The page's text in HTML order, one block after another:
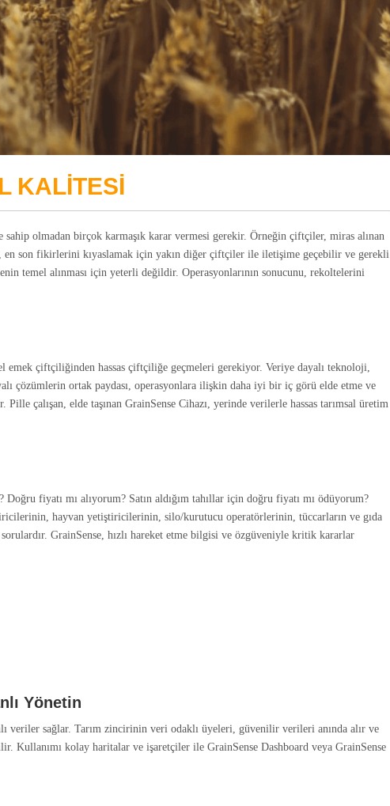
KALİTESİ
olmadan birçok karmaşık karar vermesi gerekir. Örneğin çiftçiler, miras alınan
en son fikirlerini kıyaslamak için yakın diğer çiftçiler ile iletişime geçebilir ve gerekli
temel alınması için yeterli değildir. Operasyonlarının sonucunu, rekoltelerini
emek çiftçiliğinden hassas çiftçiliğe geçmeleri gerekiyor. Veriye dayalı teknoloji,
çözümlerin ortak paydası, operasyonlara ilişkin daha iyi bir iç görü elde etme ve
çalışan, elde taşınan GrainSense Cihazı, yerinde verilerle hassas tarımsal üretim
fiyatı mı alıyorum? Satın aldığım tahıllar için doğru fiyatı mı ödüyorum?
hayvan yetiştiricilerinin, silo/kurutucu operatörlerinin, tüccarların ve gıda
GrainSense, hızlı hareket etme bilgisi ve özgüveniyle kritik kararlar
Yönetin
veriler sağlar. Tarım zincirinin veri odaklı üyeleri, güvenilir verileri anında alır ve
Kullanımı kolay haritalar ve işaretçiler ile GrainSense Dashboard veya GrainSense